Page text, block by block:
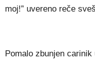
moj!” uvereno reče
Pomalo zbunjen carinik